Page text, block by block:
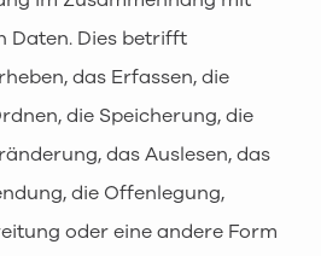
Daten. Dies betrifft
das Erfassen, die
die Speicherung, die
das Auslesen, das
die Offenlegung,
oder eine andere Form